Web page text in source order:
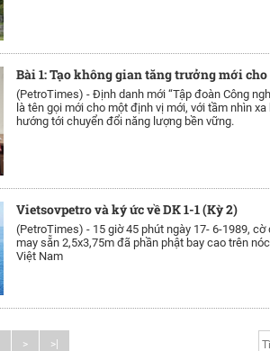
Bài 1: Tạo không gian tăng trưởng mới
(PetroTimes) - Định danh mới “Tập đoàn Công
là tên gọi mới cho một định vị mới, với tầm nhìn
hướng tới chuyển đổi năng lượng bền vững.
Vietsovpetro và ký ức về DK 1-1 (Kỳ 2)
(PetroTimes) - 15 giờ 45 phút ngày 17- 6-1989,
may sẵn 2,5x3,75m đã phần phật bay cao trên
Việt Nam
> >|